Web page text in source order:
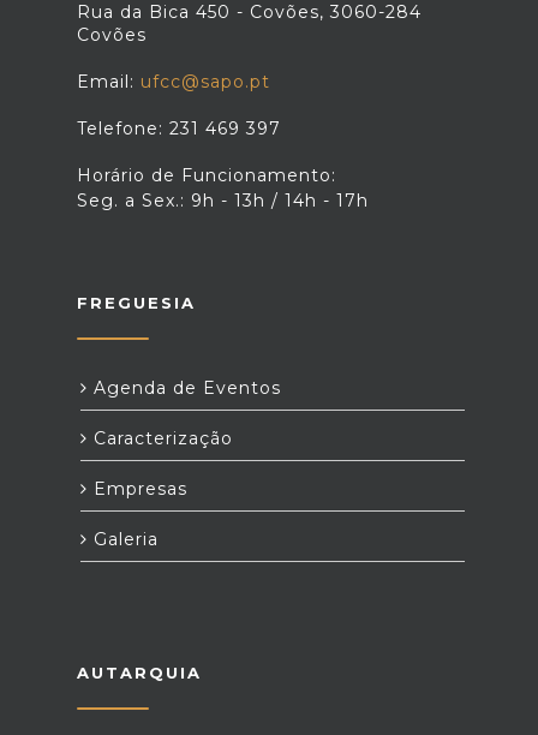
Rua da Bica 450 - Covões, 3060-284
Covões
Email: ufcc@sapo.pt
Telefone: 231 469 397
Horário de Funcionamento:
Seg. a Sex.: 9h - 13h / 14h - 17h
FREGUESIA
Agenda de Eventos
Caracterização
Empresas
Galeria
AUTARQUIA